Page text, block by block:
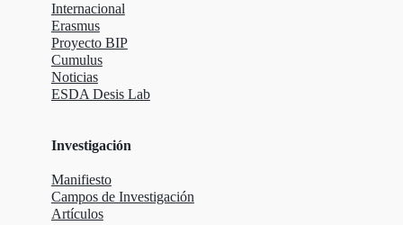
Internacional
Erasmus
Proyecto BIP
Cumulus
Noticias
ESDA Desis Lab
Investigación
Manifiesto
Campos de Investigación
Artículos